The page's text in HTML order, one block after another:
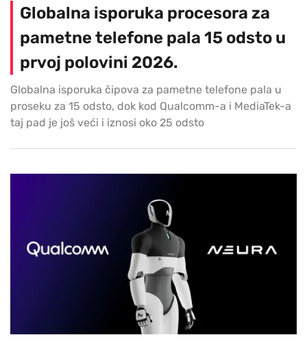
Globalna isporuka procesora za
pametne telefone pala 15 odsto u
prvoj polovini 2026.
Globalna isporuka čipova za pametne telefone pala u
proseku za 15 odsto, dok kod Qualcomm-a i MediaTek-a
taj pad je još veći i iznosi oko 25 odsto